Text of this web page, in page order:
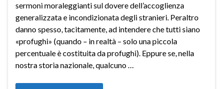
sermoni moraleggianti sul dovere dell’accoglienza
generalizzata e incondizionata degli stranieri. Peraltro
danno spesso, tacitamente, ad intendere che tutti siano
«profughi» (quando – in realtà – solo una piccola
percentuale è costituita da profughi). Eppure se, nella
nostra storia nazionale, qualcuno …